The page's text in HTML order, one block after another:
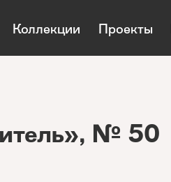
Коллекции Проекты
№ 50